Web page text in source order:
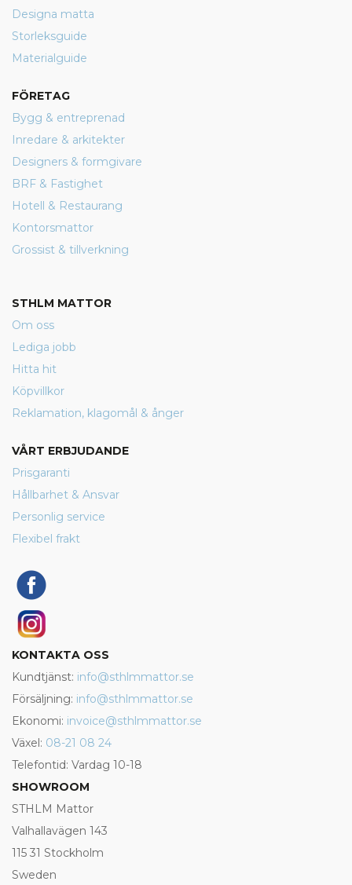
Designa matta
Storleksguide
Materialguide
FÖRETAG
Bygg & entreprenad
Inredare & arkitekter
Designers & formgivare
BRF & Fastighet
Hotell & Restaurang
Kontorsmattor
Grossist & tillverkning
STHLM MATTOR
Om oss
Lediga jobb
Hitta hit
Köpvillkor
Reklamation, klagomål & ånger
VÅRT ERBJUDANDE
Prisgaranti
Hållbarhet & Ansvar
Personlig service
Flexibel frakt
KONTAKTA OSS
Kundtjänst: info@sthlmmattor.se
Försäljning: info@sthlmmattor.se
Ekonomi: invoice@sthlmmattor.se
Växel: 08-21 08 24
Telefontid: Vardag 10-18
SHOWROOM
STHLM Mattor
Valhallavägen 143
115 31 Stockholm
Sweden